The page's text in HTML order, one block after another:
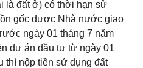
là đất ở) có thời hạn sử
gốc được Nhà nước giao
ngày 01 tháng 7 năm
dự án đầu tư từ ngày 01
thì nộp tiền sử dụng đất